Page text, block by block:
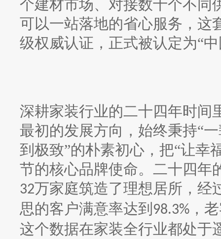
个建材市场、对接数十个不同
可以一站落地的省心服务，这
级权威认证，正式被认定为“
深耕家装行业的二十四年时间
最初的发展方向，始终秉持“
到极致”的朴素初心，把“让幸
节的核心品牌使命。二十四年
32万家庭筑造了理想居所，经
思的客户满意率达到 98.3% ，
这个数据在家装全行业都处于